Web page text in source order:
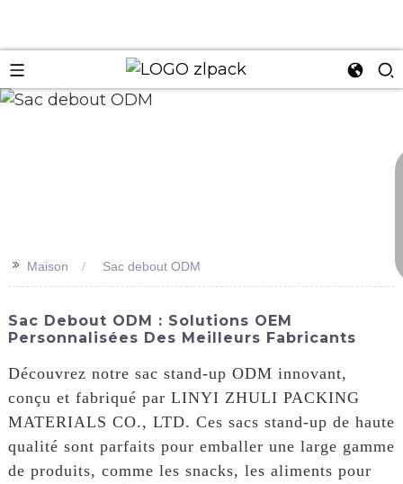
>> Maison Sac debout ODM
Sac Debout ODM : Solutions OEM
Personnalisées Des Meilleurs Fabricants
Découvrez notre sac stand-up ODM innovant,
conçu et fabriqué par LINYI ZHULI PACKING
MATERIALS CO., LTD. Ces sacs stand-up de haute
qualité sont parfaits pour emballer une large gamme
de produits, comme les snacks, les aliments pour